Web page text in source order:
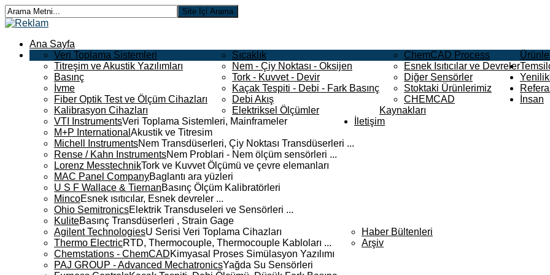
Ana Sayfa
Veri Toplama Sistemleri
Titreşim ve Akustik Yazılımları
Basınç
İvme
Fiber Optik Test ve Ölçüm Cihazları
Kalibrasyon Cihazları
Sıcaklık
Nem - Çiy Noktası - Oksijen
Tork - Kuvvet - Devir
Kaçak Tespiti - Debi - Fark Basınç
Debi Akış
Elektriksel Ölçümler
ChemCAD Process
Esnek Isıtıcılar ve Devreler
Diğer Sensörler
Stoktaki Ürünlerimiz
CHEMCAD
VTI InstrumentsVeri Toplama Sistemleri, Mainframeler
M+P International Akustik ve Titresim
Michell InstrumentsNem Transdüserleri, Çiy Noktası Transdüserleri ...
Rense / Kahn InstrumentsNem Problari - Nem ölçüm sensörleri ...
Lorenz MesstechnikTork ve Kuvvet Ölçümü ve çevre elemanları
MAC Panel CompanyBaglantı ara yüzleri
U S F Wallace & TiernanBasınç Ölçüm Kalibratörleri
MincoEsnek ısıtıcılar, Esnek devreler ...
Ohio SemitronicsElektrik Transduseleri ve Sensörleri ...
KuliteBasınç Transdüserleri , Strain Gage
Agilent TechnologiesU Serisi Veri Toplama Cihazları
Thermo ElectricRTD, Thermocouple, Thermocouple Kabloları ...
Chemstations - ChemCADKimyasal Proses Simülasyon Yazılımı
PAJ GROUP - Advanced MechatronicsYağda Su Sensörleri
Haber Bültenleri
Arşiv
İnsan
Kaynakları
İletişim